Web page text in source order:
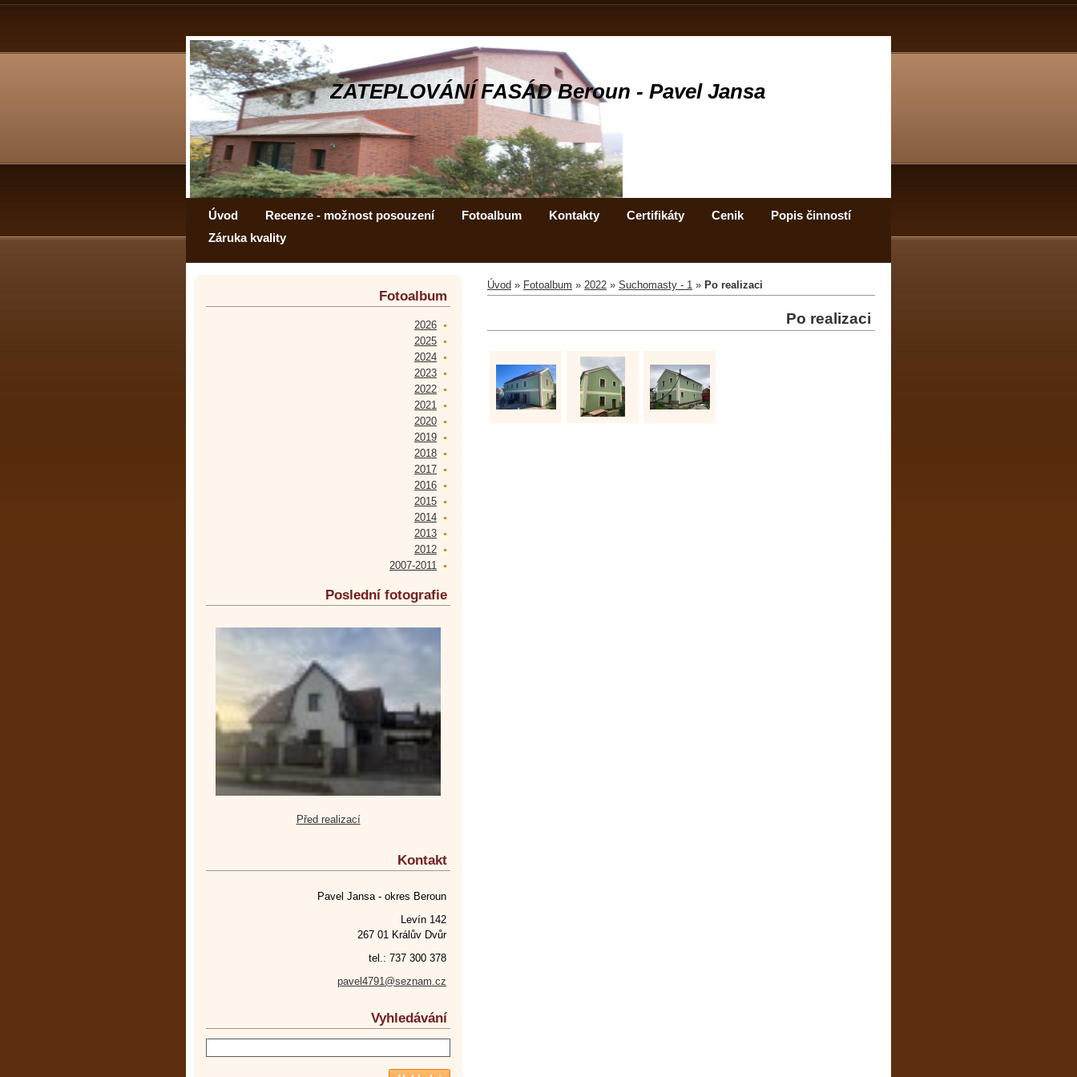
ZATEPLOVÁNÍ FASÁD Beroun - Pavel Jansa
Úvod Recenze - možnost posouzení Fotoalbum Kontakty Certifikáty Cenik
Popis činností
Záruka kvality
Úvod » Fotoalbum » 2022 » Suchomasty - 1 » Po realizaci
Po realizaci
Fotoalbum
2026
2025
2024
2023
2022
2021
2020
2019
2018
2017
2016
2015
2014
2013
2012
2007-2011
Poslední fotografie
Před realizací
Kontakt
Pavel Jansa - okres Beroun
Levín 142
267 01 Králův Dvůr
tel.: 737 300 378
pavel4791@seznam.cz
Vyhledávání